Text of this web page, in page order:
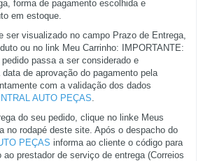
forma de pagamento escolhida e
em estoque.
ser visualizado no campo Prazo de Entrega,
ou no link Meu Carrinho: IMPORTANTE:
passa a ser considerado e
de aprovação do pagamento pela
com a validação dos dados
AUTO PEÇAS.
do seu pedido, clique no linke Meus
no rodapé deste site. Após o despacho do
PEÇAS informa ao cliente o código para
prestador de serviço de entrega (Correios